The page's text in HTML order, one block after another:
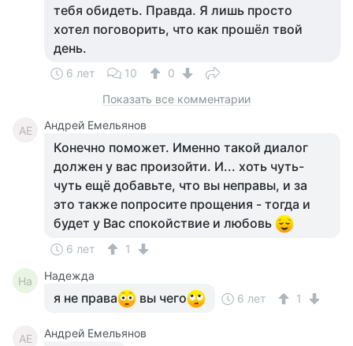
тебя обидеть. Правда. Я лишь просто
хотел поговорить, что как прошёл твой
день.
6 лет 10
0
Показать все комментарии
АЕ Андрей Емельянов
Конечно поможет. Именно такой диалог
должен у вас произойти. И... хоть чуть-
чуть ещё добавьте, что вы неправы, и за
это также попросите прощения - тогда и
будет у Вас спокойствие и любовь
6 лет 1
На Надежда
я не права вы чего 6 лет 1
АЕ Андрей Емельянов